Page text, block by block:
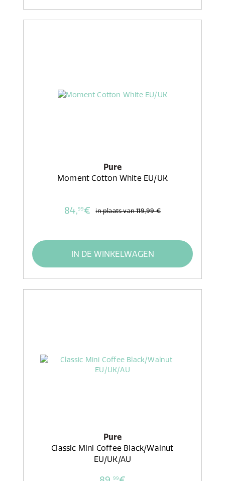
Pure
Moment Cotton White EU/UK
84,99€ in plaats van119,99 €
IN DE WINKELWAGEN
Pure
Classic Mini Coffee Black/Walnut
EU/UK/AU
99